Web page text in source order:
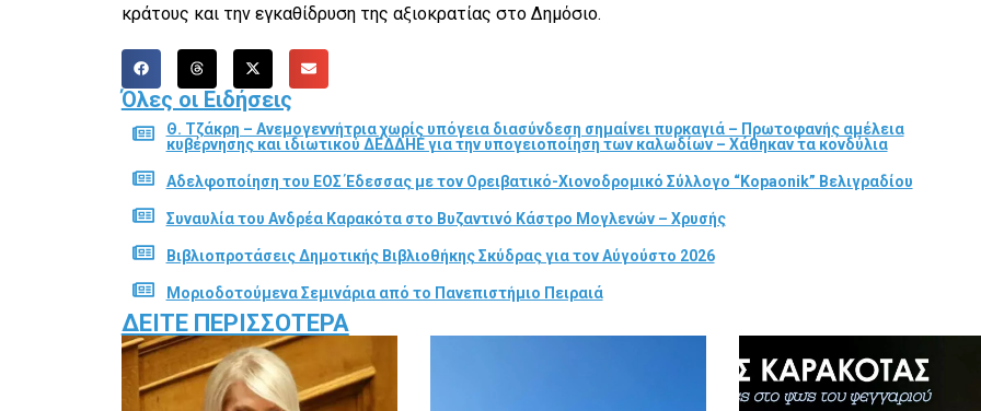
κράτους και την εγκαθίδρυση της αξιοκρατίας στο Δημόσιο.
Όλες οι Ειδήσεις
Θ. Τζάκρη – Ανεμογεννήτρια χωρίς υπόγεια διασύνδεση σημαίνει πυρκαγιά – Πρωτοφανής αμέλεια
κυβέρνησης και ιδιωτικού ΔΕΔΔΗΕ για την υπογειοποίηση των καλωδίων – Χάθηκαν τα κονδύλια
Αδελφοποίηση του ΕΟΣ Έδεσσας με τον Ορειβατικό-Χιονοδρομικό Σύλλογο “Kopaonik” Βελιγραδίου
Συναυλία του Ανδρέα Καρακότα στο Βυζαντινό Κάστρο Μογλενών – Χρυσής
Βιβλιοπροτάσεις Δημοτικής Βιβλιοθήκης Σκύδρας για τον Αύγούστο 2026
Μοριοδοτούμενα Σεμινάρια από το Πανεπιστήμιο Πειραιά
ΔΕΊΤΕ ΠΕΡΙΣΣΌΤΕΡΑ